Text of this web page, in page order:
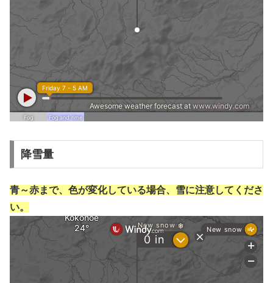
降雪量
青～赤まで、色が変化している場合、雪に注意してくださ
い。